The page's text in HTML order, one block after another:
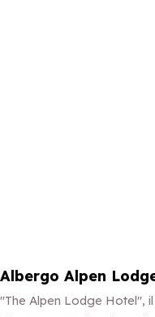
Albergo Alpen
"The Alpen Lodge Hotel",